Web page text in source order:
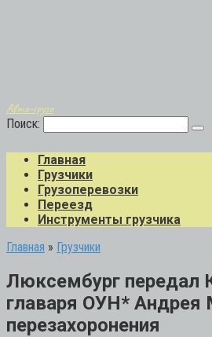
Авто-грузо
Поиск:
Главная
Грузчики
Грузоперевозки
Переезд
Инструменты грузчика
Главная » Грузчики
Люксембург передал
главаря ОУН* Андрея
перезахоронения